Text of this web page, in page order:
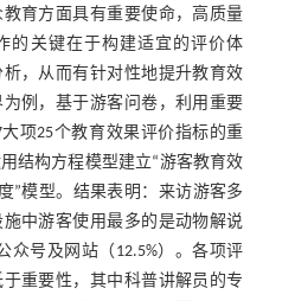
育方面具有重要使命，高质量
的关键在于构建适宜的评价体
，从而有针对性地提升教育效
例，基于游客问卷，利用重要
项25个教育效果评价指标的重
结构方程模型建立“游客教育效
”模型。结果表明：来访游客多
中游客使用最多的是动物解说
众号及网站（12.5%）。各项评
重要性，其中科普讲解员的专